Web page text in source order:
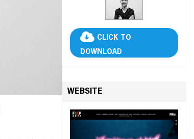
CLICK TO
DOWNLOAD
WEBSITE